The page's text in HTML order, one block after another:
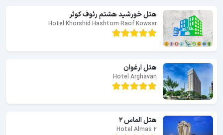
هتل خورشید هشتم رئوف کوثر
Hotel Khorshid Hashtom Raof Kowsar
هتل ارغوان
Hotel Arghavan
هتل الماس 2
Hotel Almas 2